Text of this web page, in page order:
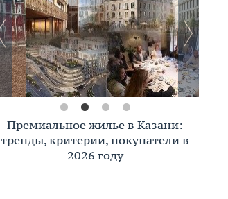
Премиальное жилье в Казани:
тренды, критерии, покупатели в
2026 году